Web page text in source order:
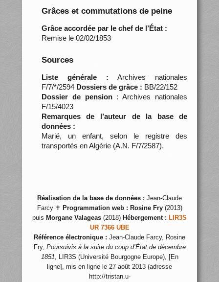
Grâces et commutations de peine
Grâce accordée par le chef de l’État :
Remise le 02/02/1853
Sources
Liste générale : Archives nationales
F/7/*/2594 Dossiers de grâce : BB/22/152
Dossier de pension: Archives nationales
F/15/4023
Remarques de l’auteur de la base de
données :
Marié, un enfant, selon le registre des
transportés en Algérie (A.N. F/7/2587).
Réalisation de la base de données : Jean-Claude
Farcy ✝ Programmation web : Rosine Fry(2013)
puis Morgane Valageas (2018) Hébergement : LIR3S
UR 7366 UBE
Référence électronique : Jean-Claude Farcy, Rosine
Fry, Poursuivis à la suite du coup d’État de décembre
1851, LIR3S (Université Bourgogne Europe), [En
ligne], mis en ligne le 27 août 2013 (adresse
http://tristan.u-